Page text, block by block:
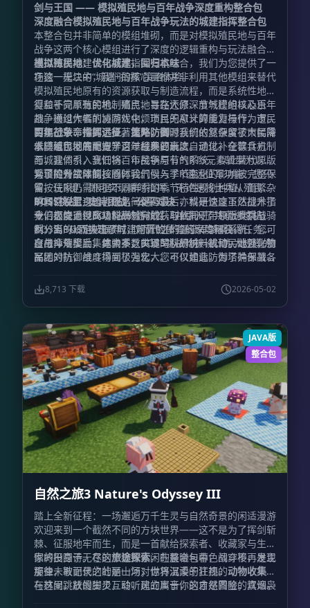
统。然而，鉴于拔刀剑模组与任务书系统（FTBQ）之间
存在兼容性壁垒，部分关于拔刀剑的任务将采用“君子协
议”模式——通过手动确认来记录你的传奇足迹。锻造革
新:我们不仅关注战斗，同样关注体验的流畅性。本作特
别加入了快捷锻刀功能，告别繁琐的重复操作，投入多少
材料即可一次性完成对应数量的锻造，让神兵利器的诞生
成为一种享受。
剑与王国 —— 模拟殖民地与百年战争深度重构整合包
深度融合模拟殖民地与百年战争玩法的城建指挥整合包
本整合包并非简单的模组堆砌，而是对模拟殖民地与百年
战争这两个核心模组进行了深度的逻辑重构与玩法融合。
通过将模拟建设与战术指挥有机结合，我们为您提供了一
场独一无二的“城建+指挥”策略体验。
模拟殖民地：优化城建，回归本味
在这一模块中，我们的核心目标并非利用其他模组来替代
模拟殖民地原有的资源获取与制造流程，而是系统性地修
复和补完原有的机制痛点，旨在还原深度城建的核心乐
趣。通过大幅削减游戏中烦琐且无意义的重复操作，市民
的执行效率得到了显著提升，同时我们依然保留了市民需
求随城市发展而提升这一经典要素。
得益于简单殖民地、殖民地寻路大修、节气模组以及百年
战争模组作者的协同优化，市民的AI计算能力与行为逻辑
实现了革命性的进步。此外，资源系统的复杂度被大幅降
低，殖民地的配方学习过程现已高度自动化。在饮食方
面，我们引入烹饪锅、市民锅与节气系统，以此替代原版
繁琐的餐饮限制；同时，气候与季节变化的影响被完整保
留，玩家仍需根据不同群系的季节特性规划种植，而繁杂
的餐饮设置逻辑也随之简化。最后，科研速度虽然提升了
十倍之快，但高级科研材料的获取依托于带领士兵挑战
BOSS，从而实现了城建与冒险体验的深度耦合。
百年战争：指挥远征，策略防御
本模组包彻底重塑了百年战争的玩法。通过补全募兵机制
与城建体系，我们将百年战争原有的RTS元素转型为以带
兵冒险为主体的核心体验。
为了提升战斗操控感，我们引入了R键远征军功能：您只
需按住R键，即可实现瞬时指挥。无论是将士兵从殖民地
瞬间召唤至身边，还是一键遣返，亦或是快速下达战术指
令，都能通过此功能高效完成。与此同时，原版步兵与骑
兵分离的设定被摒弃，取而代之的是全军骑乘系统，您可
自由命令士兵集体骑乘，实现军队的统一机动。此外，殖
民地的防御维度得到了强化，您可以建造防御塔并部署各
全感。
BOSS挑战：史诗团战，公平对决
我们极度重视BOSS战的游戏性，并引入了共享进度机
制：当BOSS被击败时，附近的所有玩家均可获得任务进
度与掉落奖励，其中不乏关键的科研材料或殖民地强化物
品。
在战斗规模上，绝大多数BOSS挑战均被设计为大规模的
军团对抗，战斗场面极为宏大。不仅如此，为了确保战斗
处理，极大削弱甚至移除了诸如吸血、高额回血、伤害免
疫、远程免疫以及群体控制等不合理抗性。这些改动彻底
都能在战斗中获得切实的回馈与乐趣。
8,713 下载 2026-05-02
JAVA版
整合包
自然之旅3 Nature's Odyssey III
踏上全新征程：一场邂逅万千生灵与自然奇景的闲适漫游
欢迎来到一个截然不同的方块世界——这不是为了挥剑斩
棘、征服地牢而生，而是一首献给探索者、收藏家与生活
家的田园诗。在这个极致休闲的整合包中，战斗不再是主
旋律，取而代之的是一场对世界温柔的注视。
你将投身于无尽的旅途探索，在晨曦与暮色间穿梭，发现
那些未被记录的壮丽山河；你将沉浸于狂热的动物收集，
与林间跳跃的生灵互动，建立属于你的自然图鉴；炊烟袅
在这里，放慢脚步，聆听风的声音，这才是冒险的真谛。